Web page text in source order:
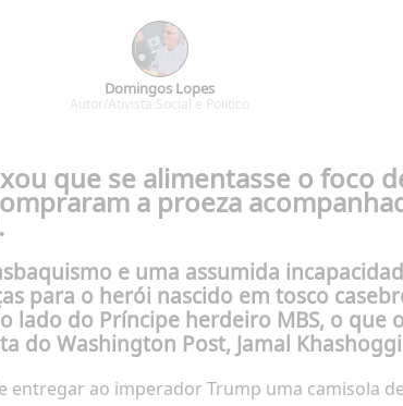
Domingos Lopes
Autor/Ativista Social e Político
que se alimentasse o foco
a proeza
e uma assumida
para o herói nascido em tosco
do Príncipe herdeiro MBS, o
do Washington Post, Jamal
entregar ao imperador Trump uma camisola